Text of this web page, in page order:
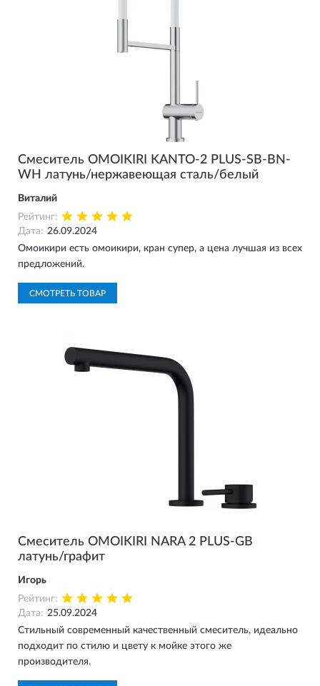
Смеситель OMOIKIRI KANTO-2 PLUS-SB-BN-
WH латунь/нержавеющая сталь/белый
Виталий
Рейтинг:
Дата: 26.09.2024
Омоикири есть омоикири, кран супер, а цена лучшая из всех
предложений.
СМОТРЕТЬ ТОВАР
Смеситель OMOIKIRI NARA 2 PLUS-GB
латунь/графит
Игорь
Рейтинг:
Дата: 25.09.2024
Стильный современный качественный смеситель, идеально
подходит по стилю и цвету к мойке этого же
производителя.